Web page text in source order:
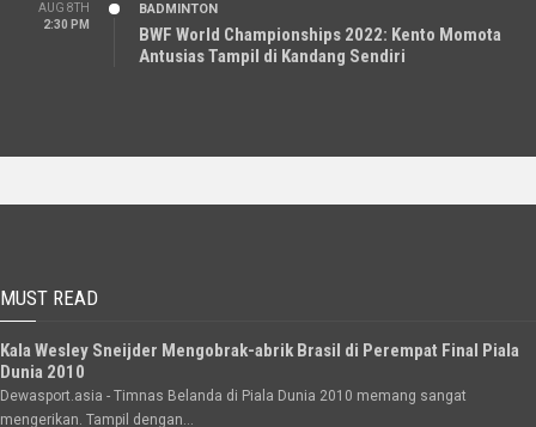
AUG 8TH
2:30 PM
BADMINTON
BWF World Championships 2022: Kento Momota
Antusias Tampil di Kandang Sendiri
MUST READ
Kala Wesley Sneijder Mengobrak-abrik Brasil di Perempat Final Piala
Dunia 2010
Dewasport.asia - Timnas Belanda di Piala Dunia 2010 memang sangat
mengerikan. Tampil dengan...